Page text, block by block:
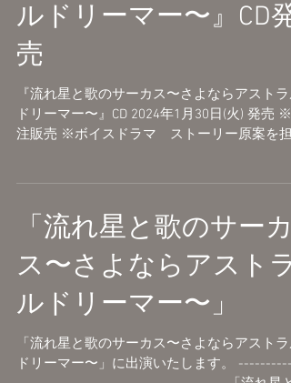
ルドリーマー〜』CD発
売
『流れ星と歌のサーカス〜さよならアストラ
ドリーマー〜』CD 2024年1月30日(火) 発売 ※
注販売 ※ボイスドラマ ストーリー原案を担
「流れ星と歌のサーカ
ス〜さよならアストラ
ルドリーマー〜」
「流れ星と歌のサーカス〜さよならアストラ
ドリーマー〜」に出演いたします。